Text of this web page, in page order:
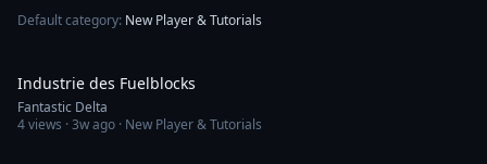
Default category: New Player & Tutorials
Industrie des Fuelblocks
Fantastic Delta
4views ·3w ago · New Player & Tutorials